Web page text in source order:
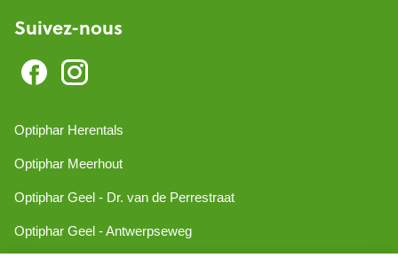
Suivez-nous
Optiphar Herentals
Optiphar Meerhout
Optiphar Geel - Dr. van de Perrestraat
Optiphar Geel - Antwerpseweg